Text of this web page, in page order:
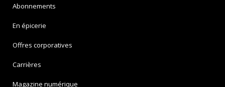
Abonnements
En épicerie
Offres corporatives
Carrières
Magazine numérique